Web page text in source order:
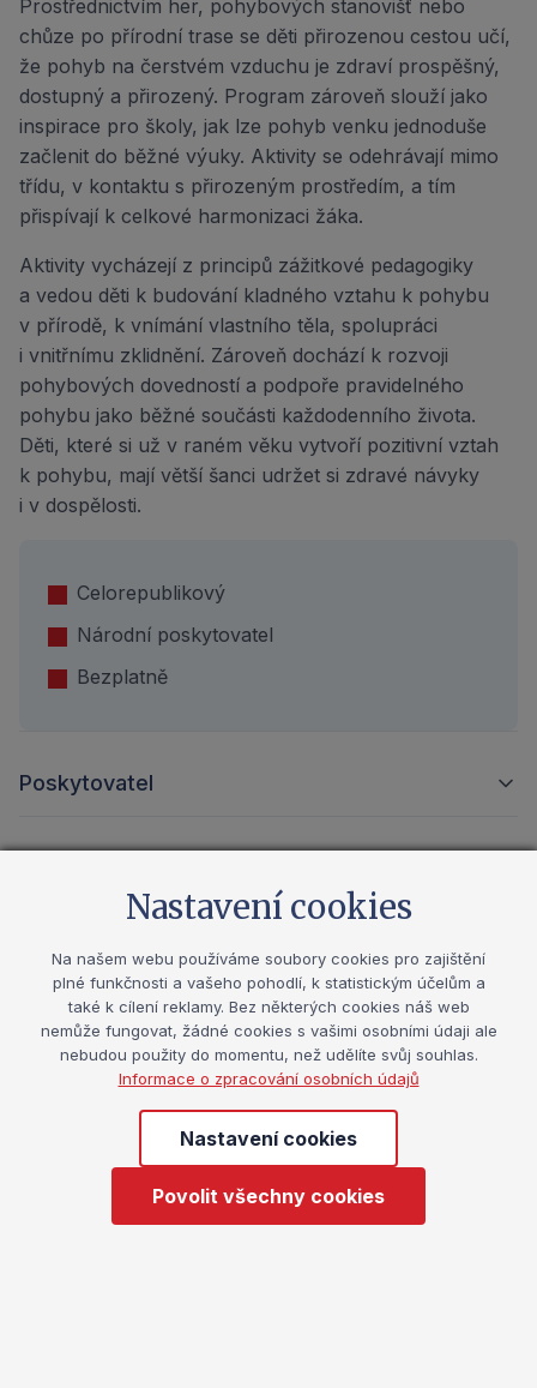
Prostřednictvím her, pohybových stanovišť nebo
chůze po přírodní trase se děti přirozenou cestou učí,
že pohyb na čerstvém vzduchu je zdraví prospěšný,
dostupný a přirozený. Program zároveň slouží jako
inspirace pro školy, jak lze pohyb venku jednoduše
začlenit do běžné výuky. Aktivity se odehrávají mimo
třídu, v kontaktu s přirozeným prostředím, a tím
přispívají k celkové harmonizaci žáka.
Aktivity vycházejí z principů zážitkové pedagogiky
a vedou děti k budování kladného vztahu k pohybu
v přírodě, k vnímání vlastního těla, spolupráci
i vnitřnímu zklidnění. Zároveň dochází k rozvoji
pohybových dovedností a podpoře pravidelného
pohybu jako běžné součásti každodenního života.
Děti, které si už v raném věku vytvoří pozitivní vztah
k pohybu, mají větší šanci udržet si zdravé návyky
i v dospělosti.
Celorepublikový
Národní poskytovatel
Bezplatně
Poskytovatel
pro tvorbu státní zdravotní politiky
a sledování
dlouhodobých trendů výskytu infekčních a jiných
hromadně se vyskytujících onemocnění údaje o zdraví
fyzických osobv souvislosti s předcházením vzniku
a šíření infekčních onemocnění, ohrožení nemocí
z povolání a jiných poškození zdraví
o expozici fyzických osob škodlivinám
drogových závislostí a předávat je orgánům ochrany
veřejného zdraví.
Pohyb v prirode_SZUPDF, 174.97 kB
Máte zájem o tento
program?
Pomocí tohoto formuláře kontaktujte
poskytovatele ...
Jméno a příjmení
Nastavení cookies
Na našem webu používáme soubory cookies pro zajištění
plné funkčnosti a vašeho pohodlí, k statistickým účelům a
také k cílení reklamy. Bez některých cookies náš web
nemůže fungovat, žádné cookies s vašimi osobními údaji ale
nebudou použity do momentu, než udělíte svůj souhlas.
Informace o zpracování osobních údajů
Nastavení cookies
Povolit všechny cookies